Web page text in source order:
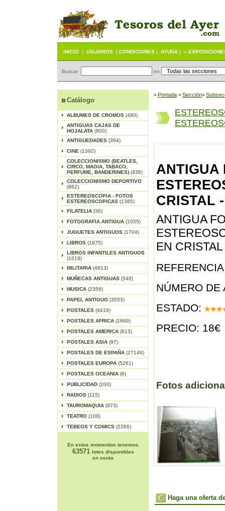
INICIO | USUARIOS | CONDICIONES | AYUDA | «
Buscar en
Catálogo
ALBUMES DE CROMOS (480)
ANTIGUAS CAJAS DE
HOJALATA (800)
ANTIGUEDADES (394)
CINE (1392)
COLECCIONISMO (BEATLES,
CIRCO, MAGIA, TABACO,
PERFUME, BANDERINES) (436)
COLECCIONISMO DEPORTIVO
(862)
ESTEREOSCOPIA - FOTOS
ESTEREOSCOPICAS (1385)
FILATELIA (36)
FOTOGRAFIA ANTIGUA (1055)
JUGUETES ANTIGUOS (1704)
LIBROS (1875)
LIBROS INFANTILES ANTIGUOS
(1619)
MILITARIA (4813)
MUÑECAS ANTIGUAS (548)
MUSICA (2356)
PAPEL ANTIGUO (3553)
POSTALES (4418)
POSTALES AFRICA (1669)
POSTALES AMERICA (615)
POSTALES ASIA (97)
POSTALES DE ESPAÑA (27146)
POSTALES EUROPA (5261)
POSTALES OCEANIA (8)
PUBLICIDAD (200)
RADIOS (115)
TAUROMAQUIA (973)
TEATRO (106)
TEBEOS Y COMICS (2266)
En estos momentos tenemos
63571 lotes disponibles
en venta
> Portada > Sección>
ANTIGUA
CRISTAL
ANTIGUA
EN
NÚMERO DE
ESTADO:
PRECIO: 18€
Fotos
Haga una oferta